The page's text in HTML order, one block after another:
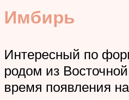
Имбирь
Интересный по
родом из
время появления